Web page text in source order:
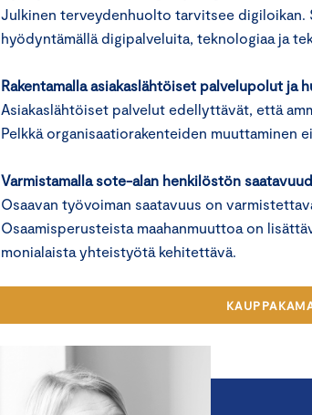
Julkinen terveydenhuolto tarvitsee digiloikan.
hyödyntämällä digipalveluita, teknologiaa ja
Rakentamalla asiakaslähtöiset palvelupolut ja
Asiakaslähtöiset palvelut edellyttävät, että
Pelkkä organisaatiorakenteiden muuttaminen
Varmistamalla sote-alan henkilöstön
Osaavan työvoiman saatavuus on
Osaamisperusteista maahanmuuttoa on
monialaista yhteistyötä kehitettävä.